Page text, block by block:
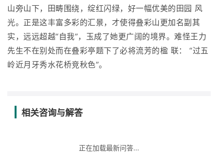
山旁山下，田畴围绕，绽红闪绿，好一幅优美的田园 风
光。正是这丰富多彩的汇景，才使得叠彩山更加名副其
实，远远超越“自我”，玉成了她更广阔的境界。难怪王力
先生不在别处而在叠彩亭题下了必将流芳的楹 联： “过五
岭近月牙秀水花桥竞秋色”。
相关咨询与解答
正在加载最新问答...